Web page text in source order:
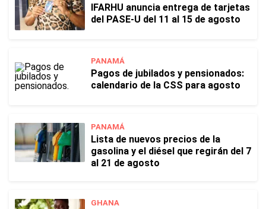
IFARHU anuncia entrega de tarjetas
del PASE-U del 11 al 15 de agosto
PANAMÁ
Pagos de jubilados y pensionados:
calendario de la CSS para agosto
PANAMÁ
Lista de nuevos precios de la
gasolina y el diésel que regirán del 7
al 21 de agosto
GHANA